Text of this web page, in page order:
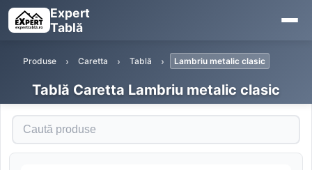
Expert
Tablă
Produse Caretta Tablă Lambriu metalic clasic
Tablă Caretta Lambriu metalic clasic
Caută produse